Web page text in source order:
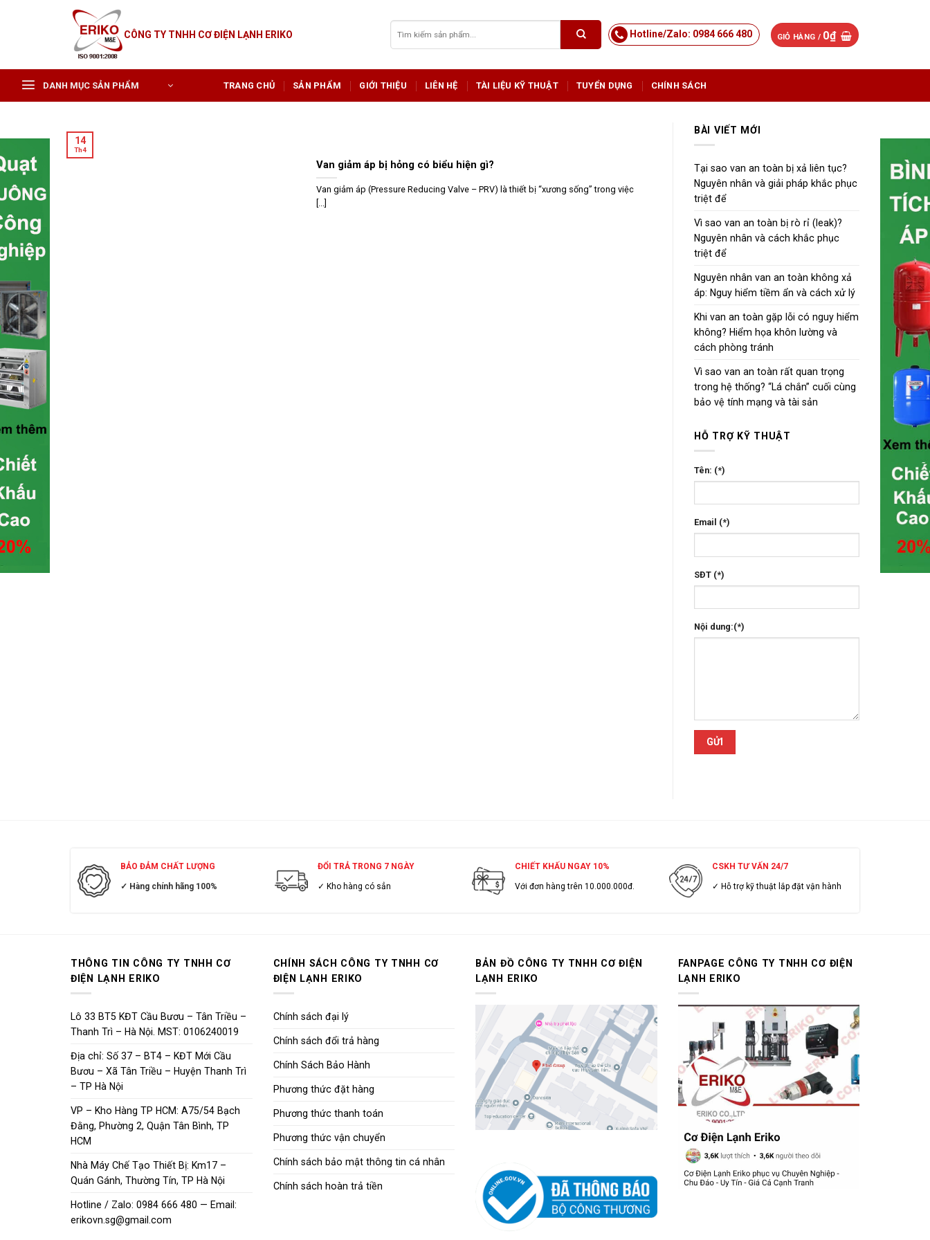
CÔNG TY TNHH CƠ ĐIỆN LẠNH ERIKO
kiếm:
Hotline/Zalo: 0984 666 480 GIỎ HÀNG / 0₫
DANH MỤC SẢN PHẨM TRANG CHỦ SẢN PHẨM GIỚI THIỆU LIÊN HỆ TÀI LIỆU KỸ THUẬT TUYỂN DỤNG CHÍNH SÁCH
Van giảm áp bị hỏng có biểu hiện gì?
Van giảm áp (Pressure Reducing Valve – PRV) là thiết bị “xương sống” trong việc
[...]
14
Th4
BÀI VIẾT MỚI
Tại sao van an toàn bị xả liên tục?
Nguyên nhân và giải pháp khắc phục
triệt để
Vì sao van an toàn bị rò rỉ (leak)?
Nguyên nhân và cách khắc phục
triệt để
Nguyên nhân van an toàn không xả
áp: Nguy hiểm tiềm ẩn và cách xử lý
Khi van an toàn gặp lỗi có nguy hiểm
không? Hiểm họa khôn lường và
cách phòng tránh
Vì sao van an toàn rất quan trọng
trong hệ thống? “Lá chắn” cuối cùng
bảo vệ tính mạng và tài sản
HỖ TRỢ KỸ THUẬT
Tên: (*)
Email (*)
SĐT (*)
Nội dung:(*)
BẢO ĐẢM CHẤT LƯỢNG
✓ Hàng chính hãng 100%
ĐỔI TRẢ TRONG 7 NGÀY
✓ Kho hàng có sẳn
CHIẾT KHẤU NGAY 10%
Với đơn hàng trên 10.000.000đ.
CSKH TƯ VẤN 24/7
✓ Hỗ trợ kỹ thuật lắp đặt vận hành
THÔNG TIN CÔNG TY TNHH CƠ
ĐIỆN LẠNH ERIKO
Lô 33 BT5 KĐT Cầu Bươu – Tân Triều –
Thanh Trì – Hà Nội. MST: 0106240019
Địa chỉ: Số 37 – BT4 – KĐT Mới Cầu
Bươu – Xã Tân Triều – Huyện Thanh Trì
– TP Hà Nội
VP – Kho Hàng TP HCM: A75/54 Bạch
Đằng, Phường 2, Quận Tân Bình, TP
HCM
Nhà Máy Chế Tạo Thiết Bị: Km17 –
Quán Gánh, Thường Tín, TP Hà Nội
Hotline / Zalo: 0984 666 480 — Email:
erikovn.sg@gmail.com
CHÍNH SÁCH CÔNG TY TNHH CƠ
ĐIỆN LẠNH ERIKO
Chính sách đại lý
Chính sách đổi trả hàng
Chính Sách Bảo Hành
Phương thức đặt hàng
Phương thức thanh toán
Phương thức vận chuyển
Chính sách bảo mật thông tin cá nhân
Chính sách hoàn trả tiền
BẢN ĐỒ CÔNG TY TNHH CƠ ĐIỆN
LẠNH ERIKO
FANPAGE CÔNG TY TNHH CƠ ĐIỆN
LẠNH ERIKO